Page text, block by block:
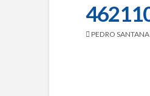
PEDRO SANTANA